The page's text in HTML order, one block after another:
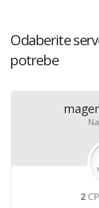
Odaberite
potrebe
2